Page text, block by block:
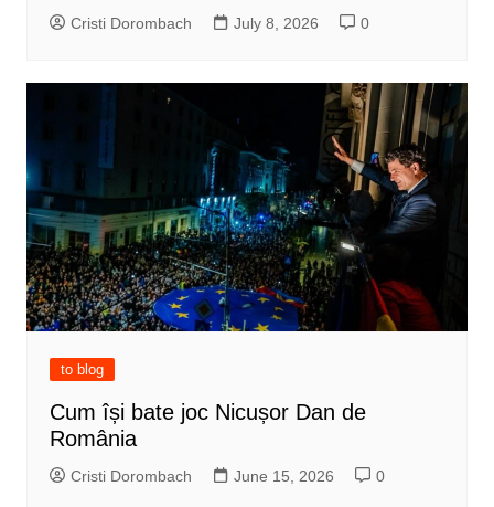
Cristi Dorombach July 8, 2026 0
to blog
Cum își bate joc Nicușor Dan de
România
Cristi Dorombach June 15, 2026 0